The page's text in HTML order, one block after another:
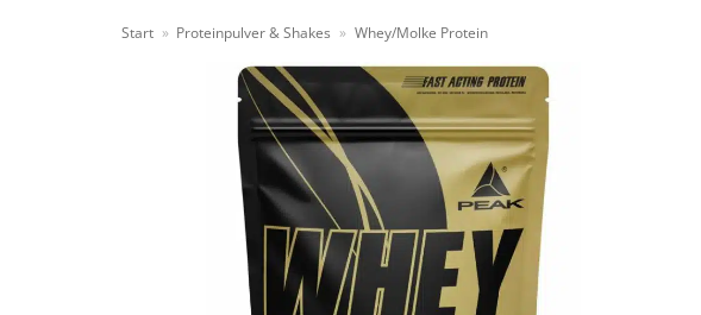
Start » Proteinpulver & Shakes » Whey/Molke Protein